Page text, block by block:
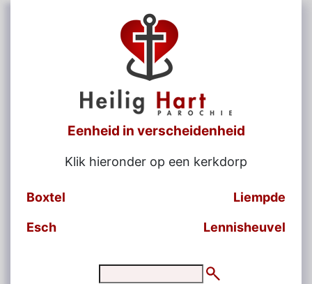
Eenheid in verscheidenheid
Klik hieronder op een kerkdorp
Boxtel Liempde
Esch Lennisheuvel